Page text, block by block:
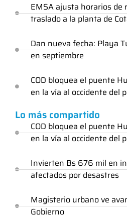
EMSA ajusta horarios de
traslado a la planta de
Dan nueva fecha: Playa
en septiembre
COD bloquea el puente
en la vía al occidente del
Lo más compartido
COD bloquea el puente
en la vía al occidente del
Invierten Bs 676 mil en
afectados por desastres
Magisterio urbano ve
Gobierno